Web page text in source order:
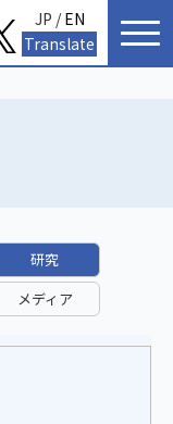
研究
メディア
JP /EN
Translate